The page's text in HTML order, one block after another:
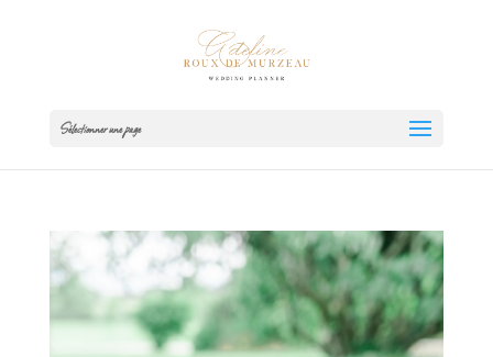
Sélectionner une page